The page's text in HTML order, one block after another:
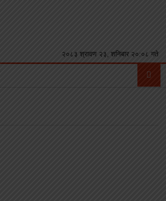
२०८३ श्रावण २३, शनिबार २०:०८ गते